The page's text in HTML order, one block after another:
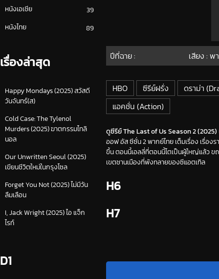
หนังเอเชีย
39
หนังไทย
89
เรื่องล่าสุด
Happy Mondays (2025) สวัสดี
วันจันทร์(ส)
Cold Case: The Tylenol
Murders (2025) ฆาตกรรมไทลิ
นอล
Our Unwritten Seoul (2025)
เขียนชีวิตใหม่ในกรุงโซล
Forget You Not (2025) ไม่มีวัน
ลืมเลือน
I, Jack Wright (2025) ไอ แจ็ก
ไรท์
D1
ปีที่ฉาย : เสียง : พ
HBO ซีรีย์ฝรั่ง
ดราม่า
แอคชั่น (Action)
ดูซีรีย์ The Last of Us Season 2
ออฟ อัส ซีซั่น 2 พากย์ไทย เต็มเรื่อง เรื่อง
ขึ้น ตอนนี้เอลลี่ที่ตอนนี้โตเป็นผู้ใหญ่แล้ว ข
เขตชานเมืองที่พังทลายของซีแอตเทิล
H6
H7